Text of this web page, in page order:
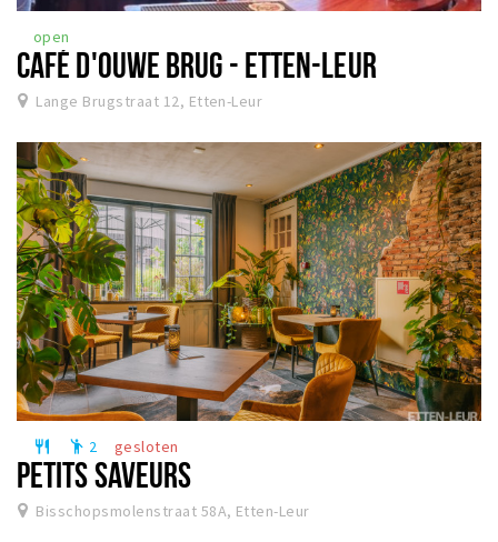
open
CAFÉ D'OUWE BRUG - ETTEN-LEUR
Lange Brugstraat 12, Etten-Leur
restaurant emoji_people 2 gesloten
PETITS SAVEURS
Bisschopsmolenstraat 58A, Etten-Leur